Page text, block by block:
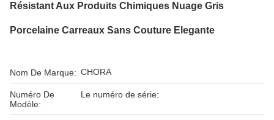
Résistant Aux Produits Chimiques Nuage Gris
Porcelaine Carreaux Sans Couture Elegante
Nom De Marque: CHORA
Numéro De
Modèle:
Le numéro de série: